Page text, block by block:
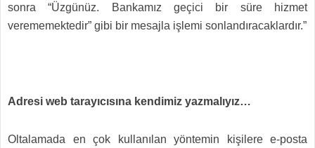
sonra “Üzgünüz. Bankamız geçici bir süre hizmet
verememektedir” gibi bir mesajla işlemi sonlandıracaklardır.”
Adresi web tarayıcısına kendimiz yazmalıyız…
Oltalamada en çok kullanılan yöntemin kişilere e-posta